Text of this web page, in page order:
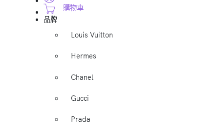
購物車
品牌
Louis Vuitton
Hermes
Chanel
Gucci
Prada